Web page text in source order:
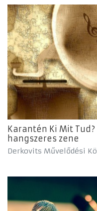
Karantén Ki Mit
hangszeres zene
Derkovits Művelődési